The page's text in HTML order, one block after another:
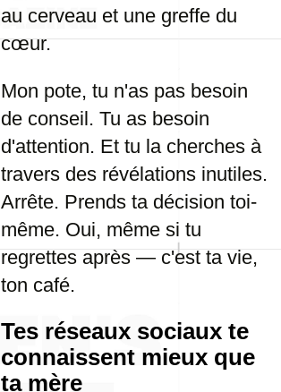
au cerveau et une greffe du
cœur.
Mon pote, tu n'as pas besoin
de conseil. Tu as besoin
d'attention. Et tu la cherches à
travers des révélations inutiles.
Arrête. Prends ta décision toi-
même. Oui, même si tu
regrettes après — c'est ta vie,
ton café.
Tes réseaux sociaux te
connaissent mieux que
ta mère